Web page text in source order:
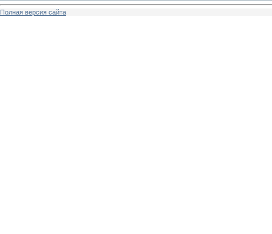
Полная версия сайта